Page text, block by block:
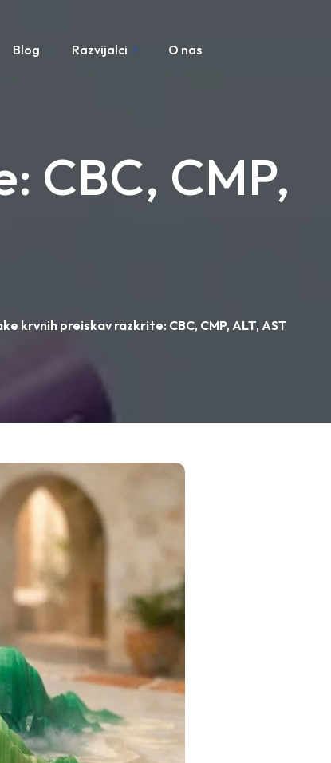
Blog Razvijalci O nas
CBC, CMP,
krvnih preiskav razkrite: CBC, CMP, ALT, AST